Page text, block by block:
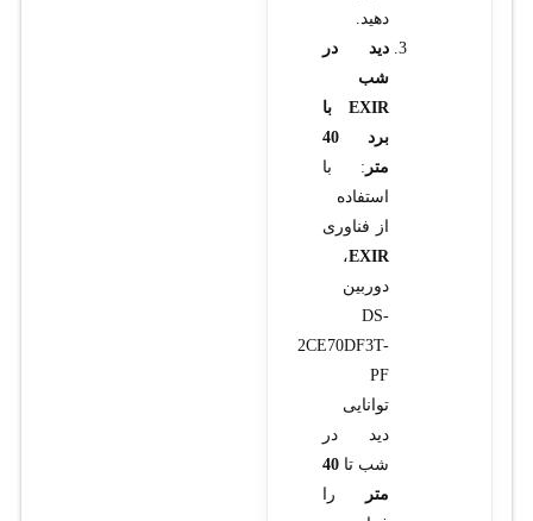
دهید.
دید در
شب
EXIR با
برد 40
متر : با
استفاده
از فناوری
EXIR،
دوربین
DS-
2CE70DF3T-
PF
توانایی
دید در
شب تا 40
متر
را